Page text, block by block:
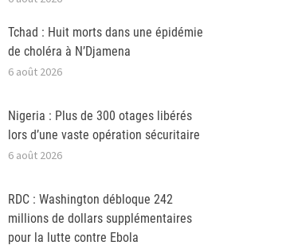
Tchad : Huit morts dans une épidémie
de choléra à N’Djamena
6 août 2026
Nigeria : Plus de 300 otages libérés
lors d’une vaste opération sécuritaire
6 août 2026
RDC : Washington débloque 242
millions de dollars supplémentaires
pour la lutte contre Ebola